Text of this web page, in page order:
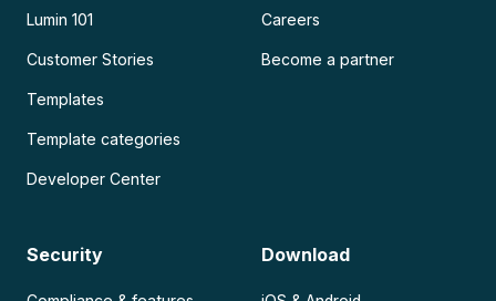
Lumin 101
Customer Stories
Templates
Template categories
Developer Center
Careers
Become a partner
Security Download